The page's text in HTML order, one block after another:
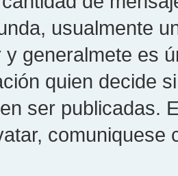
usualmente
y generalmete es
quien decide
ser publicadas.
comuniquese